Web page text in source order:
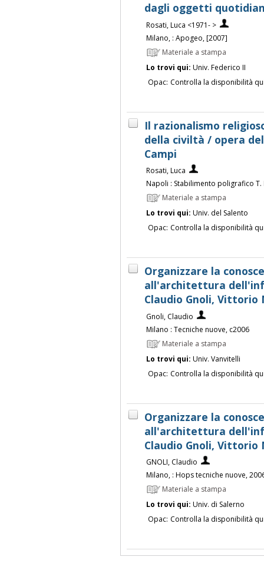
dagli oggetti
Rosati, Luca <1971- >
Milano, : Apogeo, [2007]
Materiale a stampa
Lo trovi qui: Univ. Federico II
Opac: Controlla la disponibilità
Il razionalismo
della civiltà / opera
Campi
Rosati, Luca
Napoli : Stabilimento poligrafico T.
Materiale a stampa
Lo trovi qui: Univ. del Salento
Opac: Controlla la disponibilità
Organizzare la
all'architettura
Claudio Gnoli, Vittorio
Gnoli, Claudio
Milano : Tecniche nuove, c2006
Materiale a stampa
Lo trovi qui: Univ. Vanvitelli
Opac: Controlla la disponibilità
Organizzare la
all'architettura
Claudio Gnoli, Vittorio
GNOLI, Claudio
Milano, : Hops tecniche nuove,
Materiale a stampa
Lo trovi qui: Univ. di Salerno
Opac: Controlla la disponibilità